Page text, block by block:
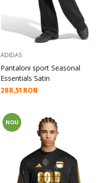
ADIDAS
Pantaloni sport Seasonal
Essentials Satin
Текуща цена:
288,51 RON
NOU